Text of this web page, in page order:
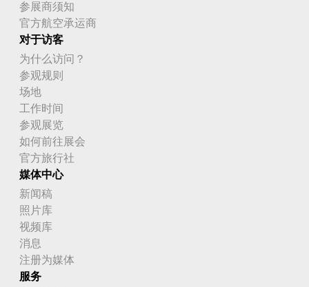
参展商须知
官方航空承运商
对于访客
为什么访问？
参观规则
场地
工作时间
参观展览
如何前往展会
官方旅行社
媒体中心
新闻稿
照片库
视频库
消息
注册为媒体
服务